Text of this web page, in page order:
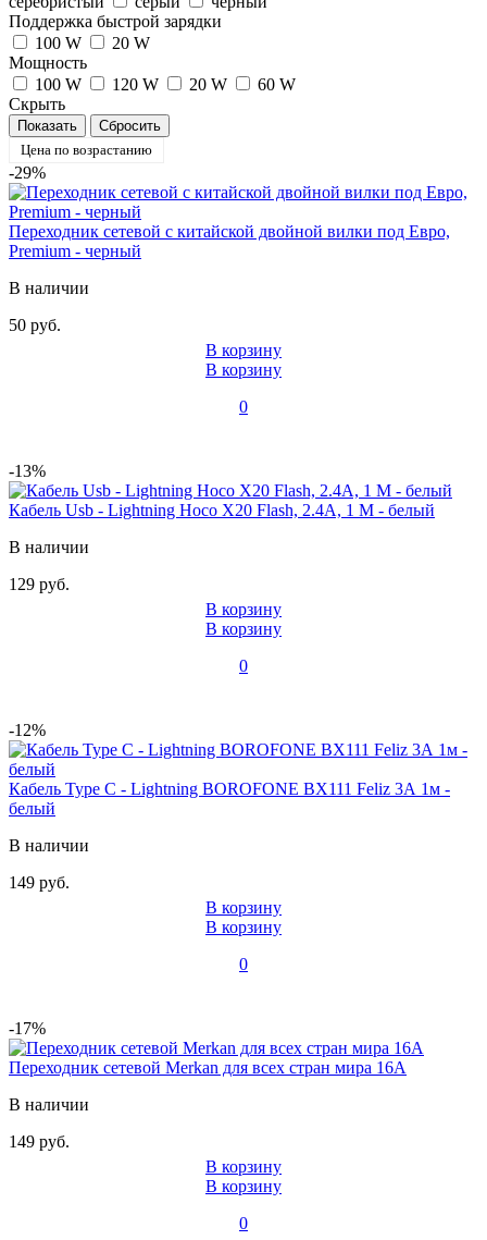
Поддержка быстрой зарядки
100 W
20 W
Мощность
100 W
120 W 20 W
60 W
Скрыть
Цена по возрастанию
-29%
Переходник сетевой с китайской двойной вилки под Евро,
Premium - черный
В наличии
50 руб.
В корзину
В корзину
0
-13%
Кабель Usb - Lightning Hoco X20 Flash, 2.4А, 1 М - белый
В наличии
129 руб.
В корзину
В корзину
0
-12%
Кабель Type C - Lightning BOROFONE BX111 Feliz 3А 1м -
белый
В наличии
149 руб.
В корзину
В корзину
0
-17%
Переходник сетевой Merkan для всех стран мира 16A
В наличии
149 руб.
В корзину
В корзину
0